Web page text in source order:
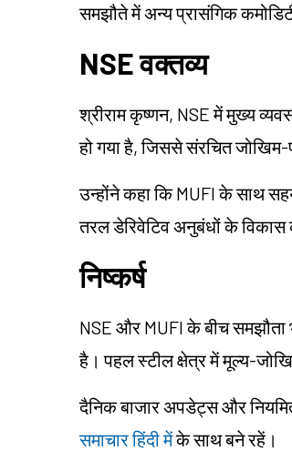
समझौते में अन्य प्रासंगिक
NSE वक्तव्य
श्रीराम कृष्णन, NSE में मुख्य
हो गया है, जिससे संरचित
उन्होंने कहा कि MUFI के साथ
तरल डेरिवेटिव अनुबंधों के
निष्कर्ष
NSE और MUFI के बीच
है। पहल स्टील क्षेत्र में मूल्य-
दैनिक बाजार अपडेट्स और
समाचार हिंदी मेंके साथ बने रहें।